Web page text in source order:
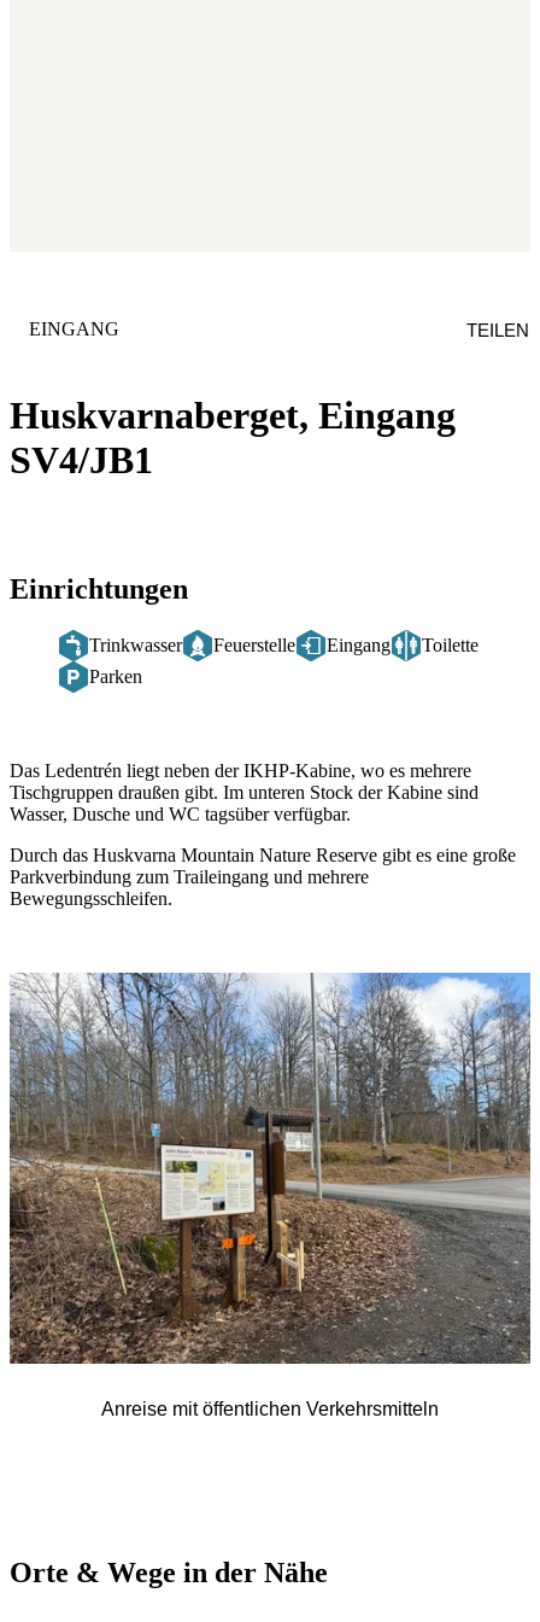
Huskvarnaberget, Eingang
SV4/JB1
KATEGORIE
EINGANG TEILEN
Einrichtungen
Trinkwasser Feuerstelle Eingang
Toilette
Parken
Beschreibung
Das Ledentrén liegt neben der IKHP-Kabine, wo es mehrere
Tischgruppen draußen gibt. Im unteren Stock der Kabine sind
Wasser, Dusche und WC tagsüber verfügbar.
Durch das Huskvarna Mountain Nature Reserve gibt es eine große
Parkverbindung zum Traileingang und mehrere
Bewegungsschleifen.
Bildergalerie
Anreise mit öffentlichen Verkehrsmitteln
Orte & Wege in der Nähe